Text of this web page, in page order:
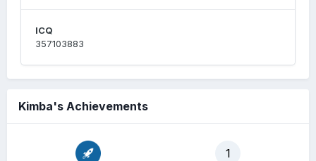
ICQ
357103883
Kimba's Achievements
1